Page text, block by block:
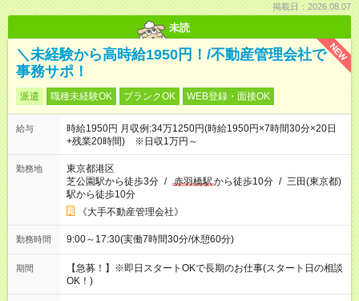
掲載日：2026.08.07
未読
NEW
＼未経験から高時給1950円！/不動産管理会社で
事務サポ！
派遣 職種未経験OK ブランクOK WEB登録・面接OK
給与
時給1950円 月収例:34万1250円(時給1950円×7時間30分×20日
+残業20時間) ※日収1万円～
勤務地
東京都港区
芝公園駅から徒歩3分 / 赤羽橋駅から徒歩10分 / 三田(東京都)
駅から徒歩10分
《大手不動産管理会社》
勤務時間 9:00～17:30(実働7時間30分/休憩60分)
期間
【急募！】※即日スタートOKで長期のお仕事(スタート日の相談
OK！)